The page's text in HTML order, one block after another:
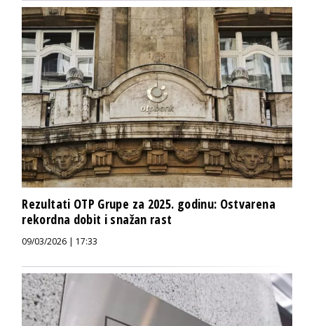
Rezultati OTP Grupe za 2025. godinu: Ostvarena
rekordna dobit i snažan rast
09/03/2026 | 17:33